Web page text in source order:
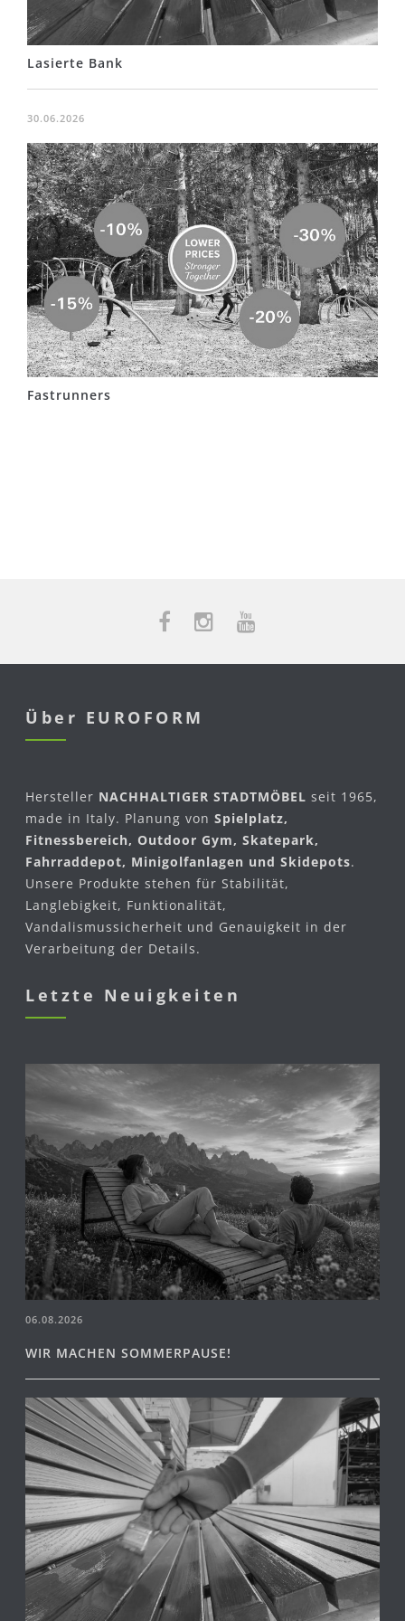
Lasierte Bank
30.06.2026
Fastrunners
Über EUROFORM
Hersteller NACHHALTIGER STADTMÖBEL seit 1965,
made in Italy. Planung von Spielplatz,
Fitnessbereich, Outdoor Gym, Skatepark,
Fahrraddepot, Minigolfanlagen und Skidepots.
Unsere Produkte stehen für Stabilität,
Langlebigkeit, Funktionalität,
Vandalismussicherheit und Genauigkeit in der
Verarbeitung der Details.
Letzte Neuigkeiten
06.08.2026
WIR MACHEN SOMMERPAUSE!